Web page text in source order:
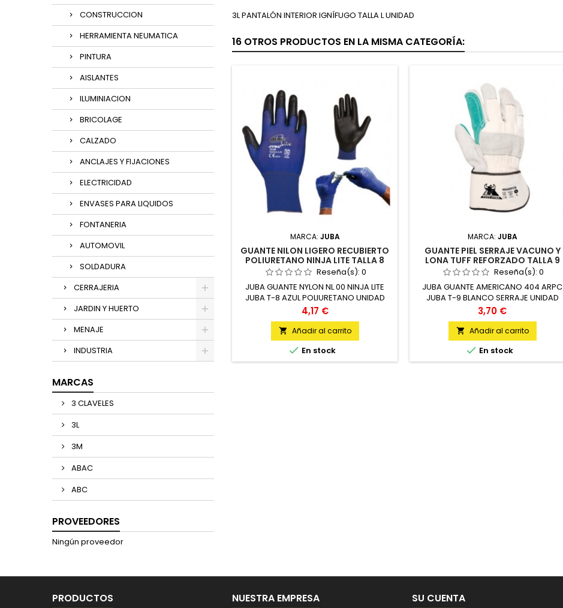
CONSTRUCCION
HERRAMIENTA NEUMATICA
PINTURA
AISLANTES
ILUMINIACION
BRICOLAGE
CALZADO
ANCLAJES Y FIJACIONES
ELECTRICIDAD
ENVASES PARA LIQUIDOS
FONTANERIA
AUTOMOVIL
SOLDADURA
CERRAJERIA
JARDIN Y HUERTO
MENAJE
INDUSTRIA
MARCAS
3 CLAVELES
3L
3M
ABAC
ABC
PROVEEDORES
Ningún proveedor
3L PANTALÓN INTERIOR IGNÍFUGO TALLA L UNIDAD
16 OTROS PRODUCTOS EN LA MISMA CATEGORÍA:
MARCA: JUBA
GUANTE NILON LIGERO RECUBIERTO
POLIURETANO NINJA LITE TALLA 8
JUBAReseña(s): 0
JUBA GUANTE NYLON NL 00 NINJA LITE
JUBA T-8 AZUL POLIURETANO UNIDAD
Precio
4,17 €
 Añadir al carrito
 En stock
MARCA: JUBA
GUANTE PIEL SERRAJE VACUNO Y
LONA TUFF REFORZADO TALLA 9
JUBAReseña(s): 0
JUBA GUANTE AMERICANO 404 ARPC
JUBA T-9 BLANCO SERRAJE UNIDAD
Precio
3,70 €
 Añadir al carrito
 En stock
PRODUCTOS NUESTRA EMPRESA SU CUENTA